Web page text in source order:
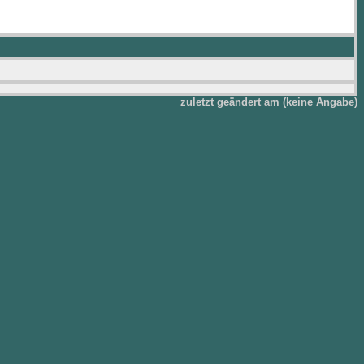
zuletzt geändert am (keine Angabe)